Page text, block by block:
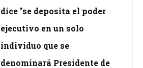
dice "se deposita el poder
ejecutivo en un solo
individuo que se
denominará Presidente de